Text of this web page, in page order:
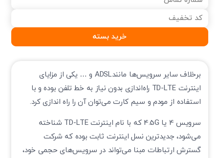
خرید بسته
برخلاف سایر سرویس‌ها مانندADSL و … یکی از مزایای
اینترنت TD-LTE راه‌اندازی بدون نیاز به خط تلفن بوده و با
استفاده از مودم و سیم کارت می‌توان آن را راه اندازی کرد.
سرویس 4 یا 4.5G که با نام اینترنت TD-LTE شناخته
می‌شود، جدیدترین نسل اینترنت ثابت بوده که شرکت
گسترش ارتباطات مبنا می‌تواند در سرویس‌های حجمی خود،